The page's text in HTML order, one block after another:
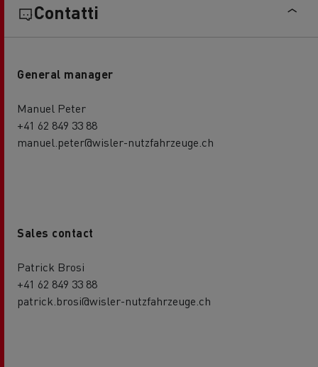
Contatti
General manager
Manuel Peter
+41 62 849 33 88
manuel.peter@wisler-nutzfahrzeuge.ch
Sales contact
Patrick Brosi
+41 62 849 33 88
patrick.brosi@wisler-nutzfahrzeuge.ch